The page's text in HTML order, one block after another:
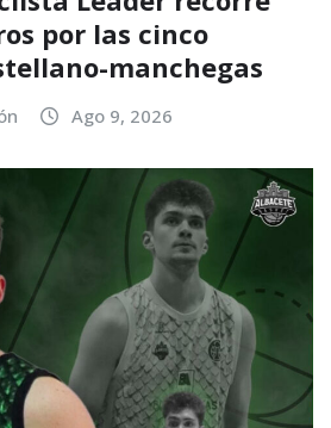
por las cinco
manchegas
Ago 9, 2026